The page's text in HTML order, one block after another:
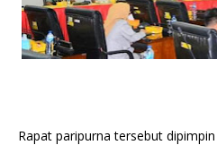
Rapat paripurna tersebut